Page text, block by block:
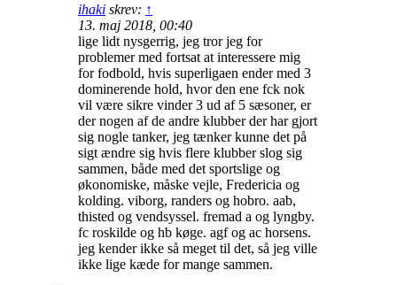
ihaki skrev: ↑
13. maj 2018, 00:40
lige lidt nysgerrig, jeg tror jeg for
problemer med fortsat at interessere mig
for fodbold, hvis superligaen ender med 3
dominerende hold, hvor den ene fck nok
vil være sikre vinder 3 ud af 5 sæsoner, er
der nogen af de andre klubber der har gjort
sig nogle tanker, jeg tænker kunne det på
sigt ændre sig hvis flere klubber slog sig
sammen, både med det sportslige og
økonomiske, måske vejle, Fredericia og
kolding. viborg, randers og hobro. aab,
thisted og vendsyssel. fremad a og lyngby.
fc roskilde og hb køge. agf og ac horsens.
jeg kender ikke så meget til det, så jeg ville
ikke lige kæde for mange sammen.